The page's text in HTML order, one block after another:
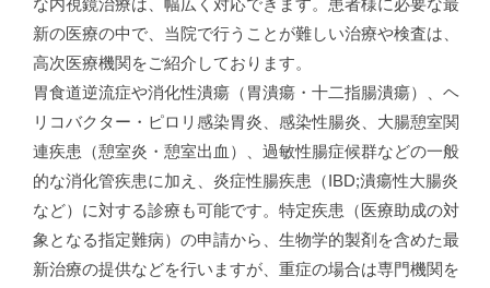
な内視鏡治療は、幅広く対応できます。患者様に必要な最
新の医療の中で、当院で行うことが難しい治療や検査は、
高次医療機関をご紹介しております。
胃食道逆流症や消化性潰瘍（胃潰瘍・十二指腸潰瘍）、ヘ
リコバクター・ピロリ感染胃炎、感染性腸炎、大腸憩室関
連疾患（憩室炎・憩室出血）、過敏性腸症候群などの一般
的な消化管疾患に加え、炎症性腸疾患（IBD;潰瘍性大腸炎
など）に対する診療も可能です。特定疾患（医療助成の対
象となる指定難病）の申請から、生物学的製剤を含めた最
新治療の提供などを行いますが、重症の場合は専門機関を